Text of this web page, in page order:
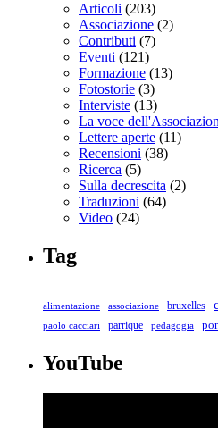
Articoli (203)
Associazione (2)
Contributi (7)
Eventi (121)
Formazione (13)
Fotostorie (3)
Interviste (13)
La voce
Lettere aperte (11)
Recensioni (38)
Ricerca (5)
Sulla decrescita (2)
Traduzioni (64)
Video (24)
Tag
alimentazione associazione bruxelles
paolo cacciari
parrique pedagogia
YouTube